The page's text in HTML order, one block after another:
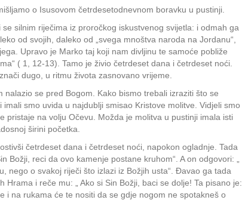
Isusom
pustinji
o Isusovom četrdesetodnevnom boravku u pustinji.
silnim riječima iz proročkog iskustvenog svijetla: i odmah ga
od svojih, daleko od „svega mnoštva naroda na Jordanu“,
Upravo je Marko taj koji nam divljinu te samoće pobliže
( 1, 12-13). Tamo je živio četrdeset dana i četrdeset noći.
dugo, u ritmu života zasnovano vrijeme.
nalazio se pred Bogom. Kako bismo trebali izraziti što se
smo uvida u najdublji smisao Kristove molitve. Vidjeli smo
pristaje na volju Očevu. Možda je molitva u pustinji imala isti
širini početka.
četrdeset dana i četrdeset noći, napokon ogladnje. Tada
Božji, reci da ovo kamenje postane kruhom“. A on odgovori: „
nego o svakoj riječi što izlazi iz Božjih usta“. Đavao ga tada
Hrama i reče mu: „ Ako si Sin Božji, baci se dolje! Ta pisano je:
i na rukama će te nositi da se gdje nogom ne spotakneš o